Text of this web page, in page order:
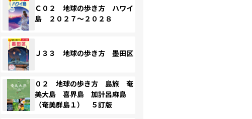
Ｃ０２ 地球の歩き方 ハワイ
島 ２０２７～２０２８
Ｊ３３ 地球の歩き方 墨田区
０２ 地球の歩き方 島旅 奄
美大島 喜界島 加計呂麻島
（奄美群島１） ５訂版